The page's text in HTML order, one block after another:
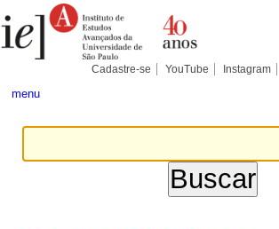
para
conteúdo.
Pessoais
Cadastre-se YouTube Instagram
menu